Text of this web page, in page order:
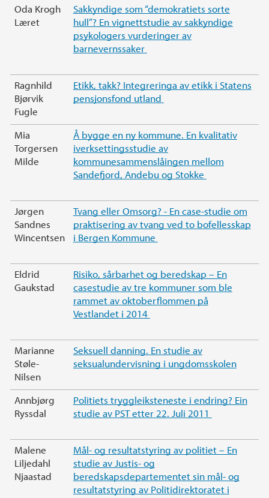
Oda Krogh
Læret
Sakkyndige som “demokratiets sorte
hull”? En vignettstudie av sakkyndige
psykologers vurderinger av
barnevernssaker
Ragnhild
Bjørvik
Fugle
Etikk, takk? Integreringa av etikk i Statens
pensjonsfond utland
Mia
Torgersen
Milde
Å bygge en ny kommune. En kvalitativ
iverksettingsstudie av
kommunesammenslåingen mellom
Sandefjord, Andebu og Stokke
Jørgen
Sandnes
Wincentsen
Tvang eller Omsorg? - En case-studie om
praktisering av tvang ved to bofellesskap
i Bergen Kommune
Eldrid
Gaukstad
Risiko, sårbarhet og beredskap – En
casestudie av tre kommuner som ble
rammet av oktoberflommen på
Vestlandet i 2014
Marianne
Støle-
Nilsen
Seksuell danning. En studie av
seksualundervisning i ungdomsskolen
Annbjørg
Ryssdal
Politiets tryggleiksteneste i endring? Ein
studie av PST etter 22. Juli 2011
Malene
Liljedahl
Njaastad
Mål- og resultatstyring av politiet – En
studie av Justis- og
beredskapsdepartementet sin mål- og
resultatstyring av Politidirektoratet i